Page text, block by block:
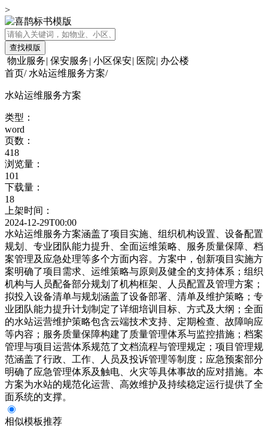
>
查找模版
物业服务| 保安服务| 小区保安| 医院| 办公楼
首页/ 水站运维服务方案/
水站运维服务方案
类型：
word
页数：
418
浏览量：
101
下载量：
18
上架时间：
2024-12-29T00:00
水站运维服务方案涵盖了项目实施、组织机构设置、设备配置
规划、专业团队能力提升、全面运维策略、服务质量保障、档
案管理及应急处理等多个方面内容。方案中，创新项目实施方
案明确了项目需求、运维策略与原则及健全的支持体系；组织
机构与人员配备部分规划了机构框架、人员配置及管理方案；
拟投入设备清单与规划涵盖了设备部署、清单及维护策略；专
业团队能力提升计划制定了详细培训目标、方式及大纲；全面
的水站运营维护策略包含云端技术支持、定期检查、故障响应
等内容；服务质量保障构建了质量管理体系与监控措施；档案
管理与项目运营体系规范了文档流程与管理规定；项目管理规
范涵盖了行政、工作、人员及投诉管理等制度；应急预案部分
明确了应急管理体系及触电、火灾等具体事故的应对措施。本
方案为水站的规范化运营、高效维护及持续稳定运行提供了全
面系统的支撑。
相似模板推荐